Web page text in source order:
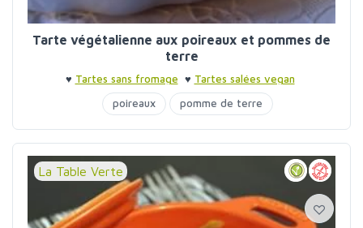
Tarte végétalienne aux poireaux et pommes de
terre
♥ Tartes sans fromage ♥ Tartes salées vegan
poireaux
pomme de terre
La Table Verte